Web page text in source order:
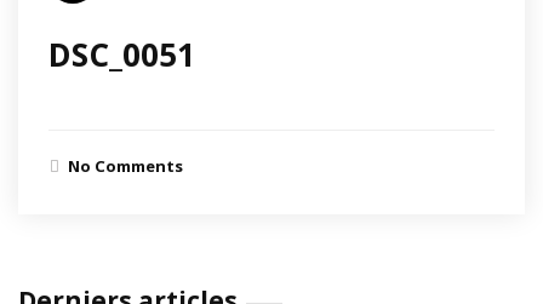
DSC_0051
No Comments